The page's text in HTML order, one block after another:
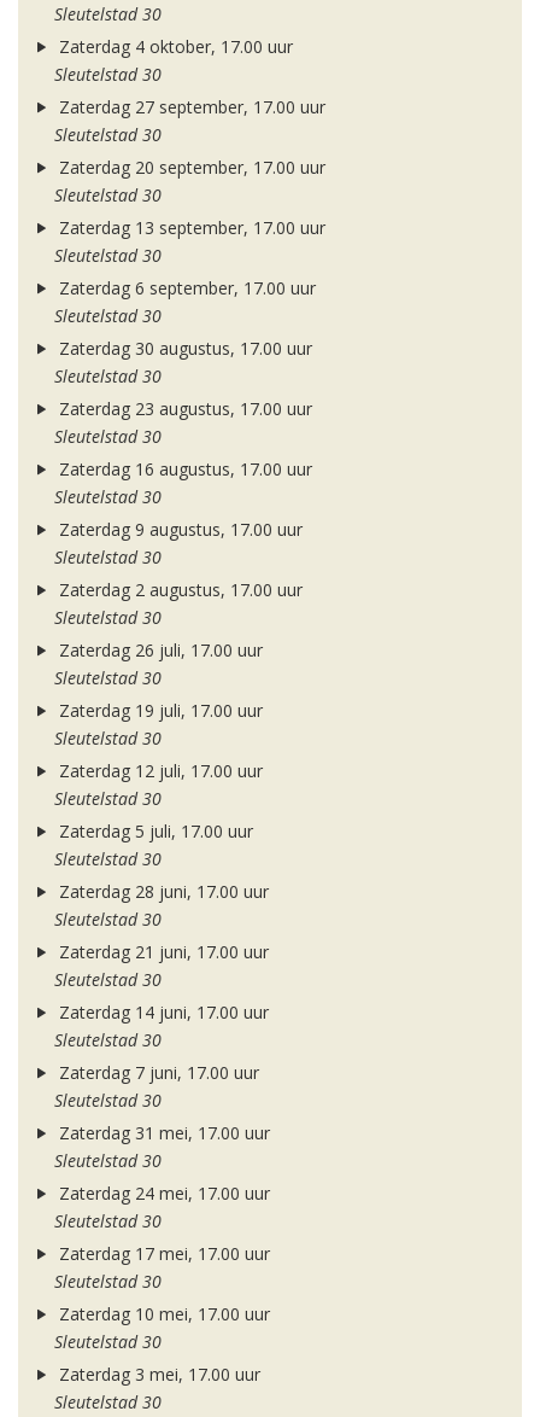
Sleutelstad 30
Zaterdag 4 oktober, 17.00 uur
Sleutelstad 30
Zaterdag 27 september, 17.00 uur
Sleutelstad 30
Zaterdag 20 september, 17.00 uur
Sleutelstad 30
Zaterdag 13 september, 17.00 uur
Sleutelstad 30
Zaterdag 6 september, 17.00 uur
Sleutelstad 30
Zaterdag 30 augustus, 17.00 uur
Sleutelstad 30
Zaterdag 23 augustus, 17.00 uur
Sleutelstad 30
Zaterdag 16 augustus, 17.00 uur
Sleutelstad 30
Zaterdag 9 augustus, 17.00 uur
Sleutelstad 30
Zaterdag 2 augustus, 17.00 uur
Sleutelstad 30
Zaterdag 26 juli, 17.00 uur
Sleutelstad 30
Zaterdag 19 juli, 17.00 uur
Sleutelstad 30
Zaterdag 12 juli, 17.00 uur
Sleutelstad 30
Zaterdag 5 juli, 17.00 uur
Sleutelstad 30
Zaterdag 28 juni, 17.00 uur
Sleutelstad 30
Zaterdag 21 juni, 17.00 uur
Sleutelstad 30
Zaterdag 14 juni, 17.00 uur
Sleutelstad 30
Zaterdag 7 juni, 17.00 uur
Sleutelstad 30
Zaterdag 31 mei, 17.00 uur
Sleutelstad 30
Zaterdag 24 mei, 17.00 uur
Sleutelstad 30
Zaterdag 17 mei, 17.00 uur
Sleutelstad 30
Zaterdag 10 mei, 17.00 uur
Sleutelstad 30
Zaterdag 3 mei, 17.00 uur
Sleutelstad 30